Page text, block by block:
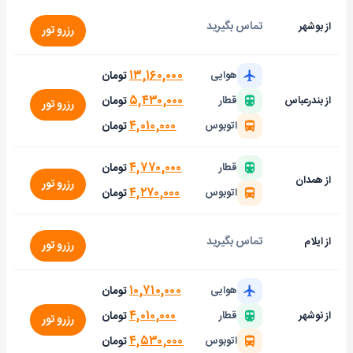
از بوشهر تماس بگیرید رزرو تور
از بندرعباس
هوایی ۱۳,۱۶۰,۰۰۰تومان
قطار ۵,۴۳۰,۰۰۰تومان
اتوبوس ۴,۰۱۰,۰۰۰تومان
رزرو تور
از همدان
قطار ۴,۷۷۰,۰۰۰تومان
اتوبوس ۴,۲۷۰,۰۰۰تومان رزرو تور
از ایلام تماس بگیرید رزرو تور
از نوشهر
هوایی ۱۰,۷۱۰,۰۰۰تومان
قطار ۴,۰۱۰,۰۰۰تومان
اتوبوس ۴,۵۳۰,۰۰۰تومان
رزرو تور